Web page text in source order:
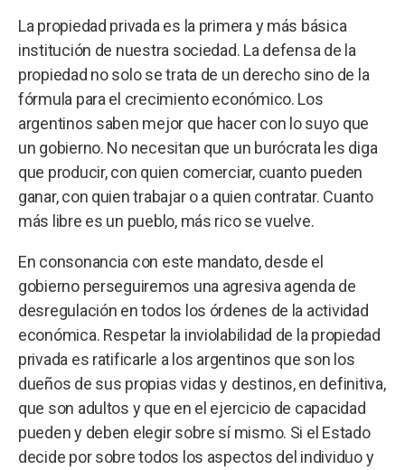
La propiedad privada es la primera y más básica
institución de nuestra sociedad. La defensa de la
propiedad no solo se trata de un derecho sino de la
fórmula para el crecimiento económico. Los
argentinos saben mejor que hacer con lo suyo que
un gobierno. No necesitan que un burócrata les diga
que producir, con quien comerciar, cuanto pueden
ganar, con quien trabajar o a quien contratar. Cuanto
más libre es un pueblo, más rico se vuelve.
En consonancia con este mandato, desde el
gobierno perseguiremos una agresiva agenda de
desregulación en todos los órdenes de la actividad
económica. Respetar la inviolabilidad de la propiedad
privada es ratificarle a los argentinos que son los
dueños de sus propias vidas y destinos, en definitiva,
que son adultos y que en el ejercicio de capacidad
pueden y deben elegir sobre sí mismo. Si el Estado
decide por sobre todos los aspectos del individuo y